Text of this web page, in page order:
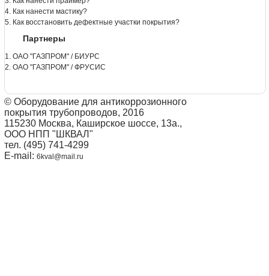
4. Как нанести мастику?
5. Как восстановить дефектные участки покрытия?
Партнеры
1. ОАО "ГАЗПРОМ" / БИУРС
2. ОАО "ГАЗПРОМ" / ФРУСИС
© Оборудование для антикоррозионного
покрытия трубопроводов, 2016
115230 Москва, Каширское шоссе, 13а.,
ООО НПП "ШКВАЛ"
тел. (495) 741-4299
E-mail: 6kval@mail.ru